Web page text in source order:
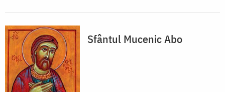
Sfântul Mucenic Abo